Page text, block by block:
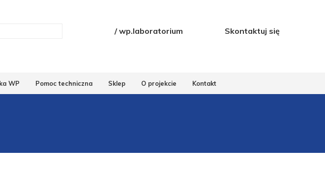
/ wp.laboratorium Skontaktuj się
WP Pomoc techniczna Sklep O projekcie Kontakt